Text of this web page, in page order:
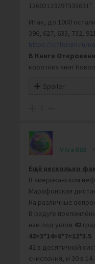
12602123297335631³
Итак, до 1000
390, 627, 633, 732,
https://citforum.ru/
В Книге
коротких книг
Spoiler
Viva888
Ещё несколько
В американском
Марафонская
На различные
В радуге
нам под углом 42
42=3*14=6*7=12*3.5
42 в десятичной
счисления, и 30 в